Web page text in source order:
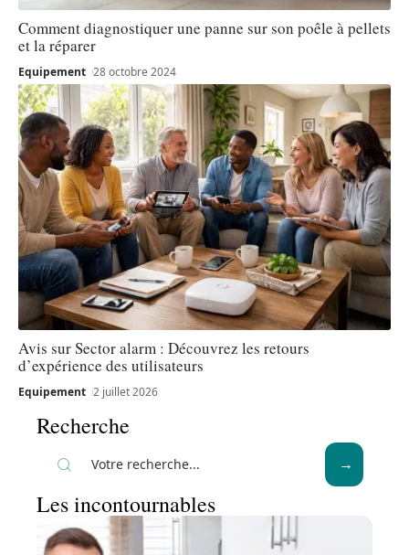
Comment diagnostiquer une panne sur son poêle à pellets
et la réparer
Equipement 28 octobre 2024
Avis sur Sector alarm : Découvrez les retours
d’expérience des utilisateurs
Equipement 2 juillet 2026
Recherche
Les incontournables